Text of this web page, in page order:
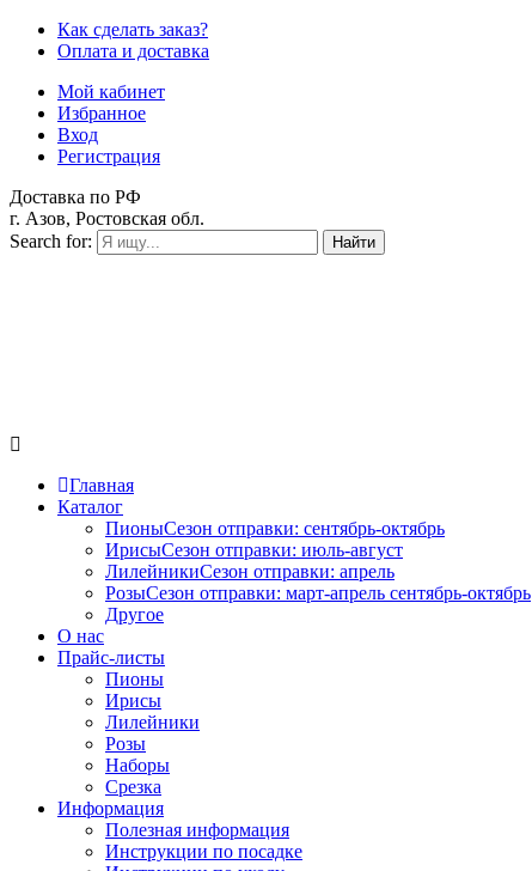
Как сделать заказ?
Оплата и доставка
Мой кабинет
Избранное
Вход
Регистрация
Доставка по РФ
г. Азов, Ростовская обл.
Search for:
Найти
Главная
Каталог
ПионыСезон отправки: сентябрь-октябрь
ИрисыСезон отправки: июль-август
ЛилейникиСезон отправки: апрель
РозыСезон отправки: март-апрель сентябрь-октябрь
Другое
О нас
Прайс-листы
Пионы
Ирисы
Лилейники
Розы
Наборы
Срезка
Информация
Полезная информация
Инструкции по посадке